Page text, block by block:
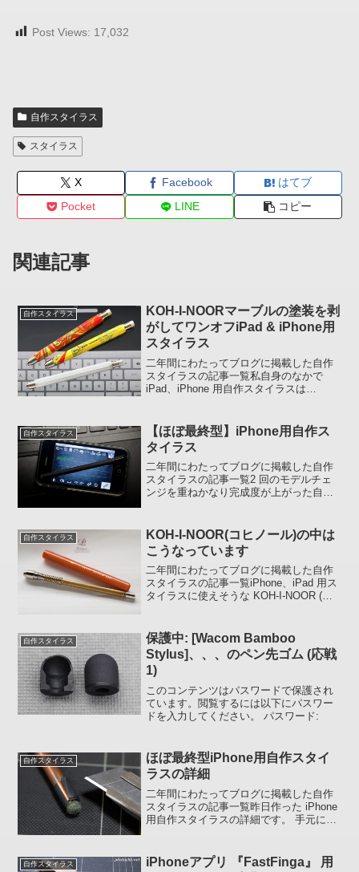
Post Views: 17,032
自作スタイラス
スタイラス
X Facebook
はてブ
Pocket
LINE コピー
関連記事
自作スタイラス
KOH-I-NOORマーブルの塗装を剥
がしてワンオフiPad & iPhone用
スタイラス
二年間にわたってブログに掲載した自作
スタイラスの記事一覧私自身のなかで
iPad、iPhone 用自作スタイラスは
が、番外編ということで昨日つぶやきな
がら作った...
自作スタイラス
【ほぼ最終型】iPhone用自作ス
タイラス
二年間にわたってブログに掲載した自作
スタイラスの記事一覧2 回のモデルチェ
ンジを重ねかなり完成度が上がった自作
最終型になりました。。。。なった気が
します :ase: い...
自作スタイラス
KOH-I-NOOR(コヒノール)の中は
こうなっています
二年間にわたってブログに掲載した自作
スタイラスの記事一覧iPhone、iPad 用ス
タイラスに使えそうな KOH-I-NOOR (コ
う作りになっています。手前に...
自作スタイラス
保護中: [Wacom Bamboo
Stylus]、、、のペン先ゴム (応戦
1)
このコンテンツはパスワードで保護され
ています。閲覧するには以下にパスワー
ドを入力してください。 パスワード:
自作スタイラス
ほぼ最終型iPhone用自作スタイ
ラスの詳細
二年間にわたってブログに掲載した自作
スタイラスの記事一覧昨日作った iPhone
用自作スタイラスの詳細です。 手元にあ
してマットを取り出しました。 当初、先
自作スタイラス
iPhoneアプリ 『FastFinga』 用